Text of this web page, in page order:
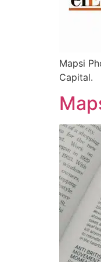
Mapsi
Capital.